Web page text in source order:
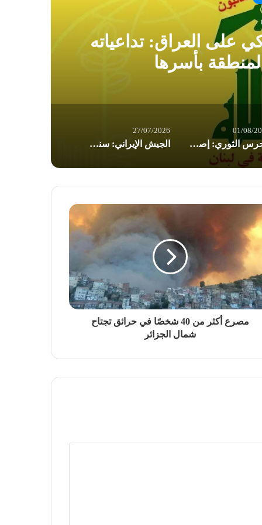
على العراق: تداعياته
بأسرها
01/08/
الحرس الثوري: إصابة ناقلتي نفط مخالفتين وإجبارهما على التوقف في مضيق هرمز
27/07/2026
الجيش الإيراني: سنرد على أي عدوان برد قوي وساحق
مصرع أكثر من 40 شخصًا في حرائق تجتاح
شمال الجزائر